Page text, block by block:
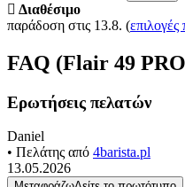
Διαθέσιμο
παράδοση στις 13.8. (
FAQ (Flair 49
Ερωτήσεις πελατών
Daniel
• Πελάτης από 4barista.pl
13.05.2026